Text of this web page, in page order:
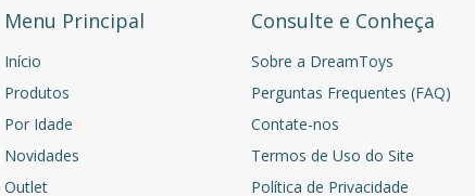
Menu Principal
Início
Produtos
Por Idade
Novidades
Outlet
Consulte e Conheça
Sobre a DreamToys
Perguntas Frequentes (FAQ)
Contate-nos
Termos de Uso do Site
Política de Privacidade